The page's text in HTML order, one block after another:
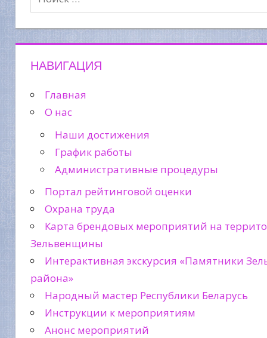
НАВИГАЦИЯ
Главная
О нас
Наши достижения
График работы
Административные процедуры
Портал рейтинговой оценки
Охрана труда
Карта брендовых мероприятий на
Зельвенщины
Интерактивная экскурсия «Памятники
района»
Народный мастер Республики Беларусь
Инструкции к мероприятиям
Анонс мероприятий